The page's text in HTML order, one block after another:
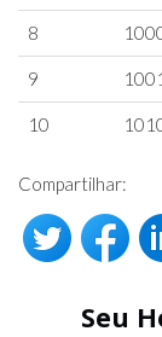
8
9 1001
10
Compartilhar:
Seu